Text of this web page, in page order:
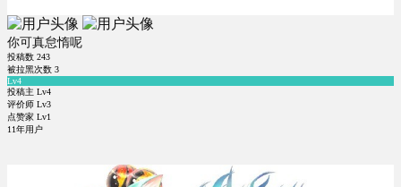
你可真怠惰呢
投稿数 243
被拉黑次数 3
Lv4
投稿主 Lv4
评价师 Lv3
点赞家 Lv1
11年用户